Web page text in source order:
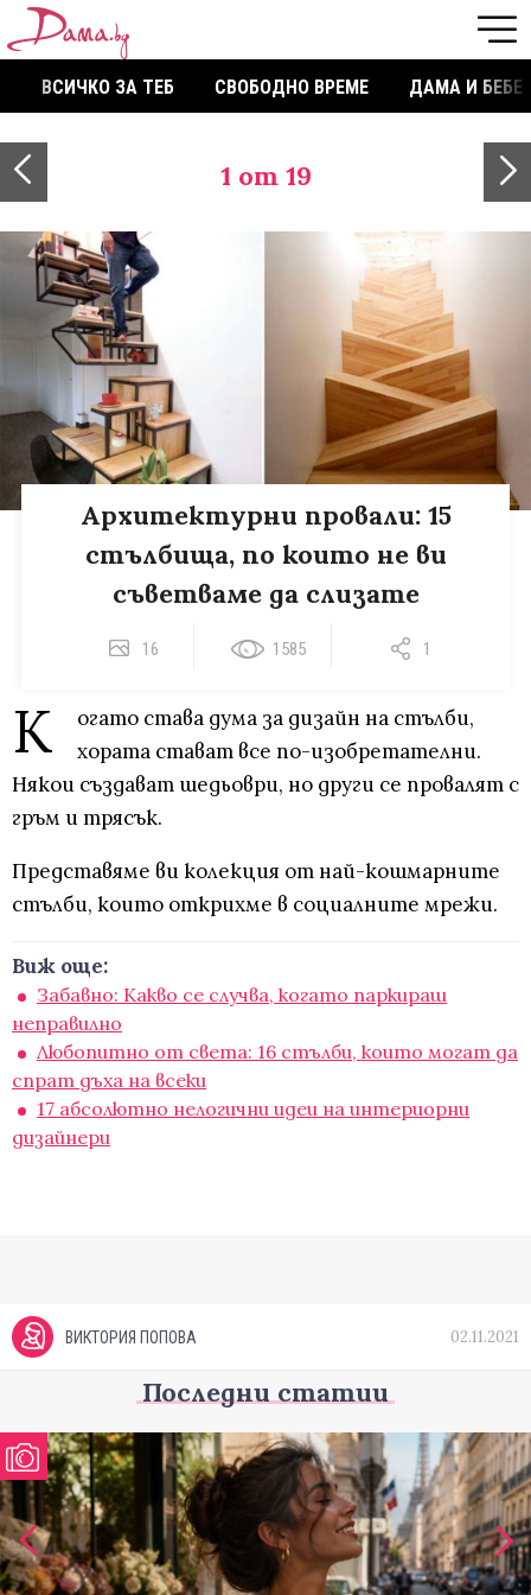
ВСИЧКО ЗА ТЕБ СВОБОДНО ВРЕМЕ ДАМА И БЕБЕ
1 от 19
Архитектурни провали: 15
стълбища, по които не ви
съветваме да слизате
16 1585 1
К
огато става дума за дизайн на стълби,
хората стават все по-изобретателни.
Някои създават шедьоври, но други се провалят с
гръм и трясък.
Представяме ви колекция от най-кошмарните
стълби, които открихме в социалните мрежи.
Виж още:
Забавно: Какво се случва, когато паркираш
неправилно
Любопитно от света: 16 стълби, които могат да
спрат дъха на всеки
17 абсолютно нелогични идеи на интериорни
дизайнери
ВИКТОРИЯ ПОПОВА 02.11.2021
Последни статии